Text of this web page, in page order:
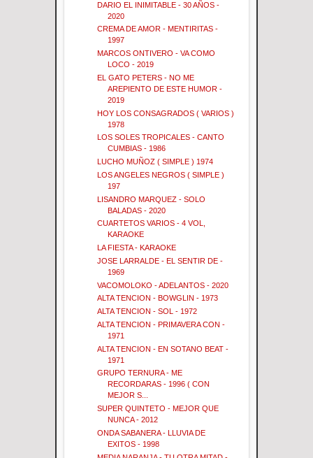
DARIO EL INIMITABLE - 30 AÑOS -
2020
CREMA DE AMOR - MENTIRITAS -
1997
MARCOS ONTIVERO - VA COMO
LOCO - 2019
EL GATO PETERS - NO ME
AREPIENTO DE ESTE HUMOR -
2019
HOY LOS CONSAGRADOS ( VARIOS )
1978
LOS SOLES TROPICALES - CANTO
CUMBIAS - 1986
LUCHO MUÑOZ ( SIMPLE ) 1974
LOS ANGELES NEGROS ( SIMPLE )
197
LISANDRO MARQUEZ - SOLO
BALADAS - 2020
CUARTETOS VARIOS - 4 VOL,
KARAOKE
LA FIESTA - KARAOKE
JOSE LARRALDE - EL SENTIR DE -
1969
VACOMOLOKO - ADELANTOS - 2020
ALTA TENCION - BOWGLIN - 1973
ALTA TENCION - SOL - 1972
ALTA TENCION - PRIMAVERA CON -
1971
ALTA TENCION - EN SOTANO BEAT -
1971
GRUPO TERNURA - ME
RECORDARAS - 1996 ( CON
MEJOR S...
SUPER QUINTETO - MEJOR QUE
NUNCA - 2012
ONDA SABANERA - LLUVIA DE
EXITOS - 1998